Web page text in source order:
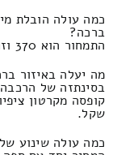
כמה עולה הובלת
ברכה?
התמחור הוא 370 וזה מגיע עד 210 ש"ח.
מה יעלה באיזור
בסינתזה של הרכבה
שקל.
כמה עולה שינוע